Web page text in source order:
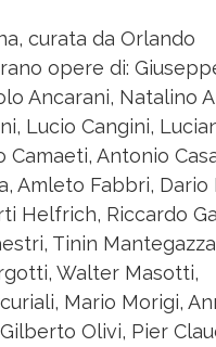
curata da Orlando
opere di:
Ancarani, Natalino
Lucio Cangini,
Camaeti, Antonio
Amleto Fabbri, Dario
Helfrich, Riccardo
Tinin
Walter Masotti,
Mario Morigi,
Olivi, Pier